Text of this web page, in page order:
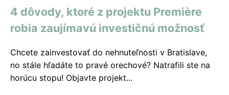
4 dôvody, ktoré z projektu Premiѐre
robia zaujímavú investičnú možnosť
Chcete zainvestovať do nehnuteľnosti v Bratislave,
no stále hľadáte to pravé orechové? Natrafili ste na
horúcu stopu! Objavte projekt...